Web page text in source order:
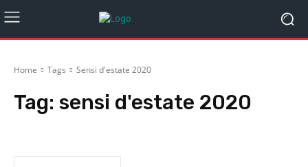
Home Tags Sensi d'estate 2020
Tag: sensi d'estate 2020